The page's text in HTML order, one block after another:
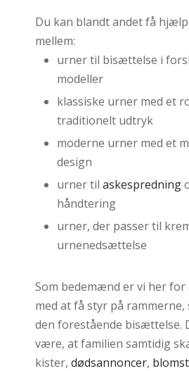
Du kan blandt andet få
mellem:
​urner til bisættelse i
modeller
​klassiske urner med et
traditionelt udtryk
​moderne urner med et
design
​urner til askespredning
håndtering
urner, der passer til
urnenedsættelse
Som bedemænd er vi her
med at få styr på
den forestående bisættelse.
være, at familien samtidig
kister, dødsannoncer,